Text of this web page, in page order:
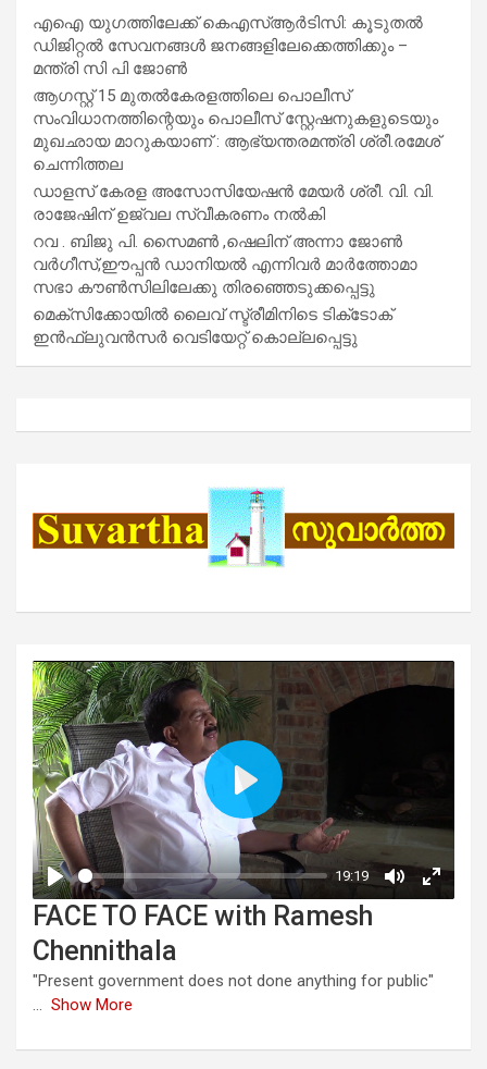
എഐ യുഗത്തിലേക്ക് കെഎസ്ആർടിസി: കൂടുതൽ
ഡിജിറ്റൽ സേവനങ്ങൾ ജനങ്ങളിലേക്കെത്തിക്കും –
മന്ത്രി സി പി ജോൺ
ആഗസ്റ്റ് 15 മുതല്‍കേരളത്തിലെ പൊലീസ്
സംവിധാനത്തിന്റെയും പൊലീസ് സ്റ്റേഷനുകളുടെയും
മുഖഛായ മാറുകയാണ് : ആഭ്യന്തരമന്ത്രി ശ്രീ.രമേശ്
ചെന്നിത്തല
ഡാളസ് കേരള അസോസിയേഷൻ മേയർ ശ്രീ. വി. വി.
രാജേഷിന് ഉജ്വല സ്വീകരണം നൽകി
റവ . ബിജു പി. സൈമൺ ,ഷെലിന് അന്നാ ജോൺ
വർഗീസ്,ഈപ്പൻ ഡാനിയൽ എന്നിവർ മാർത്തോമാ
സഭാ കൗൺസിലിലേക്കു തിരഞ്ഞെടുക്കപ്പെട്ടു
മെക്സിക്കോയിൽ ലൈവ് സ്ട്രീമിനിടെ ടിക്‌ടോക്
ഇൻഫ്ലുവൻസർ വെടിയേറ്റ് കൊല്ലപ്പെട്ടു
FACE TO FACE with Ramesh
Chennithala
"Present government does not done anything for public"
... Show More